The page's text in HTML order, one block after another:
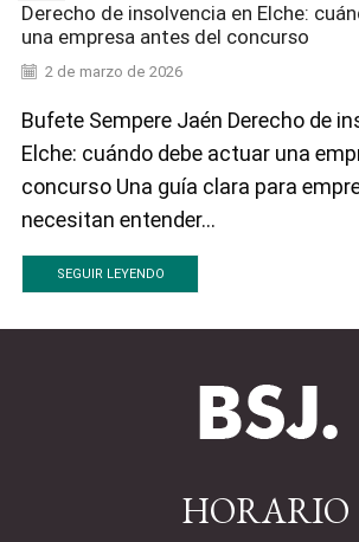
Derecho de insolvencia en Elche:
una empresa antes del concurso
2 de marzo de 2026
Bufete Sempere Jaén Derecho de
Elche: cuándo debe actuar una
concurso Una guía clara para
necesitan entender...
SEGUIR LEYENDO
HORARIO